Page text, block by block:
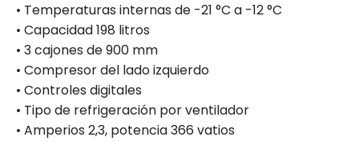
• Temperaturas internas de -21 °C a -12 °C
• Capacidad 198 litros
• 3 cajones de 900 mm
• Compresor del lado izquierdo
• Controles digitales
• Tipo de refrigeración por ventilador
• Amperios 2,3, potencia 366 vatios